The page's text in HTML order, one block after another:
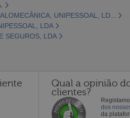
UNIPESSOAL, LD...
LDA
SEGUROS, LDA
Qual a opinião
clientes?
dos
da